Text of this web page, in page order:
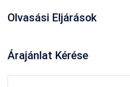
Olvasási Eljárások
Árajánlat Kérése